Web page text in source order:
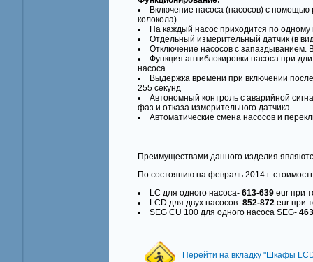
Включение насоса (насосов) с помощью
колокола).
На каждый насос приходится по одному
Отдельный измерительный датчик (в
Отключение насосов с запаздыванием.
Функция антиблокировки насоса при
насоса
Выдержка времени при включении
255 секунд
Автономный контроль с аварийной
фаз и отказа измерительного датчика
Автоматические смена насосов и
Преимуществами данного изделия
По состоянию на февраль 2014 г.
LC для одного насоса- 613-639 eur при
LCD для двух насосов- 852-872 eur при
SEG CU 100 для одного насоса SEG-
Перейти на вкладку "Шкафы